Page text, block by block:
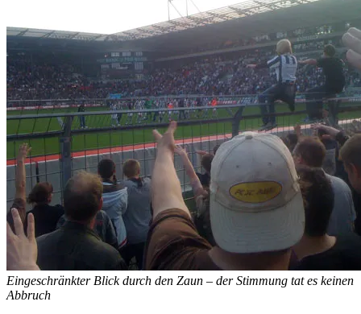
Eingeschränkter Blick durch den Zaun – der Stimmung tat es keinen
Abbruch